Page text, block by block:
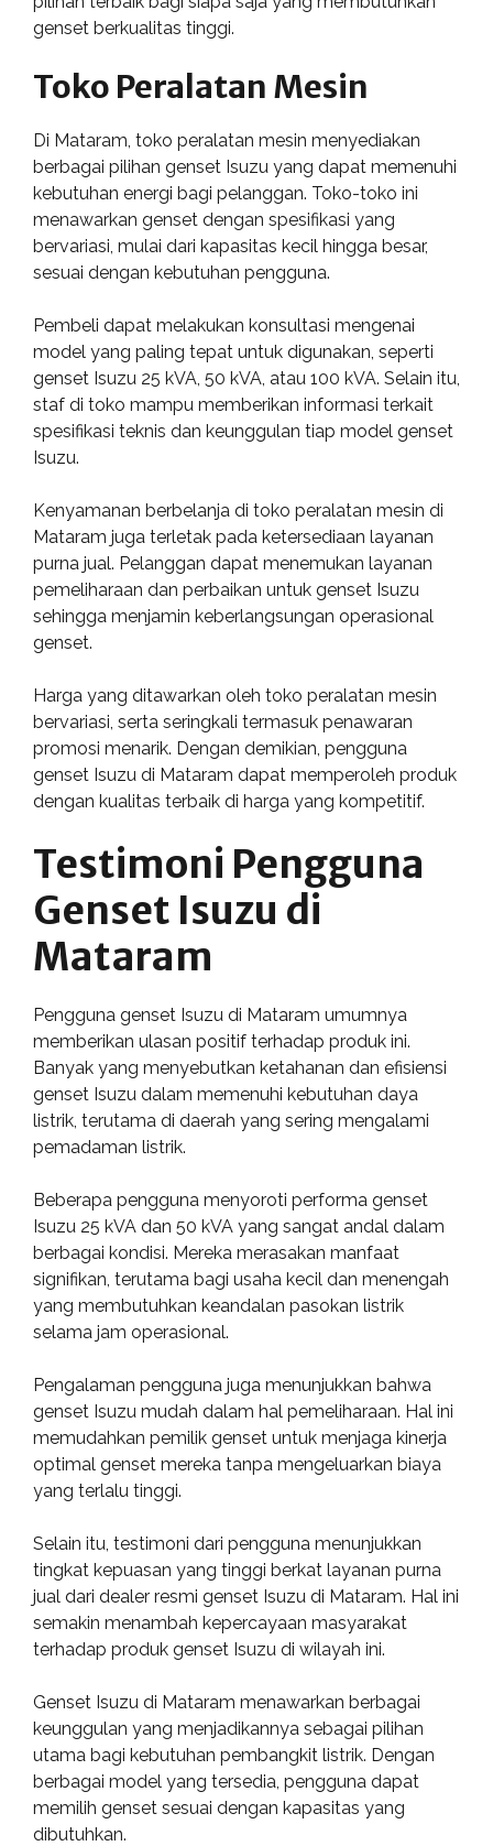
genset berkualitas tinggi.
Toko Peralatan Mesin
Di Mataram, toko peralatan mesin menyediakan
berbagai pilihan genset Isuzu yang dapat memenuhi
kebutuhan energi bagi pelanggan. Toko-toko ini
menawarkan genset dengan spesifikasi yang
bervariasi, mulai dari kapasitas kecil hingga besar,
sesuai dengan kebutuhan pengguna.
Pembeli dapat melakukan konsultasi mengenai
model yang paling tepat untuk digunakan, seperti
genset Isuzu 25 kVA, 50 kVA, atau 100 kVA. Selain itu,
staf di toko mampu memberikan informasi terkait
spesifikasi teknis dan keunggulan tiap model genset
Isuzu.
Kenyamanan berbelanja di toko peralatan mesin di
Mataram juga terletak pada ketersediaan layanan
purna jual. Pelanggan dapat menemukan layanan
pemeliharaan dan perbaikan untuk genset Isuzu
sehingga menjamin keberlangsungan operasional
genset.
Harga yang ditawarkan oleh toko peralatan mesin
bervariasi, serta seringkali termasuk penawaran
promosi menarik. Dengan demikian, pengguna
genset Isuzu di Mataram dapat memperoleh produk
dengan kualitas terbaik di harga yang kompetitif.
Testimoni Pengguna
Genset Isuzu di
Mataram
Pengguna genset Isuzu di Mataram umumnya
memberikan ulasan positif terhadap produk ini.
Banyak yang menyebutkan ketahanan dan efisiensi
genset Isuzu dalam memenuhi kebutuhan daya
listrik, terutama di daerah yang sering mengalami
pemadaman listrik.
Beberapa pengguna menyoroti performa genset
Isuzu 25 kVA dan 50 kVA yang sangat andal dalam
berbagai kondisi. Mereka merasakan manfaat
signifikan, terutama bagi usaha kecil dan menengah
yang membutuhkan keandalan pasokan listrik
selama jam operasional.
Pengalaman pengguna juga menunjukkan bahwa
genset Isuzu mudah dalam hal pemeliharaan. Hal ini
memudahkan pemilik genset untuk menjaga kinerja
optimal genset mereka tanpa mengeluarkan biaya
yang terlalu tinggi.
Selain itu, testimoni dari pengguna menunjukkan
tingkat kepuasan yang tinggi berkat layanan purna
jual dari dealer resmi genset Isuzu di Mataram. Hal ini
semakin menambah kepercayaan masyarakat
terhadap produk genset Isuzu di wilayah ini.
Genset Isuzu di Mataram menawarkan berbagai
keunggulan yang menjadikannya sebagai pilihan
utama bagi kebutuhan pembangkit listrik. Dengan
berbagai model yang tersedia, pengguna dapat
memilih genset sesuai dengan kapasitas yang
dibutuhkan.